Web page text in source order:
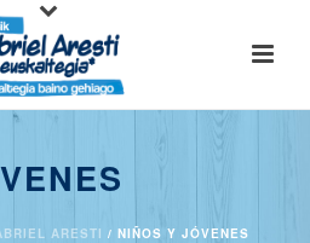
ARESTI / NIÑOS Y JÓVENES